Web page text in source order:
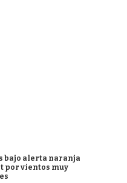
bajo alerta naranja
por vientos muy